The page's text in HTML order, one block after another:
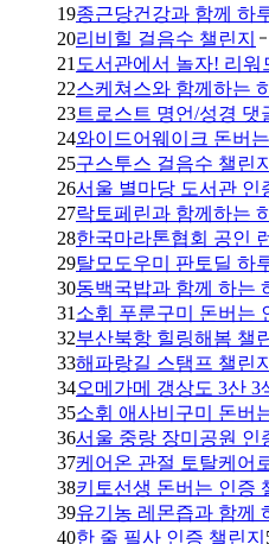
19종근당건강과 함께 하
20리비힐 걸음수 챌린지
21 도서관에서 놀자! 리워
22스케쳐스와 함께하는
23트로스트 명언/성경 댓
24와이드어웨이크 돈버
25구스투스 걸음수 챌린지
26서울 별마당 도서관 인
27락토페린과 함께하는
28한국마라톤협회 공인
29탈모도우미 판토딜 하
30동백국밥과 함께 하는
31 소휘 푸룬구미 돈버는
32부산북항 힐링해봄 챌
33해파랑길 스탬프 챌린지
34오메가메 갱상도 3산 3
35소휘 애사비구미 돈버
36서울 중랑 장미공원 인
37케어온 관절 토탈케어
38키토선생 돈버는 인증
39유기농 레몬즙과 함께
40한 줄 필사 인증 챌린지